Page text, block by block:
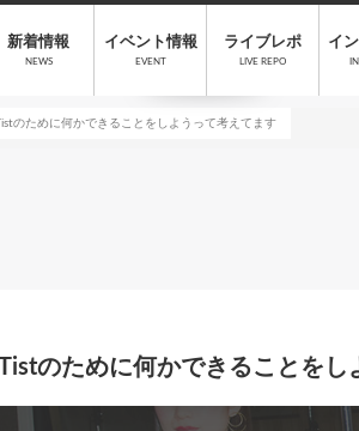
新着情報
NEWS
イベント情報
EVENT
ライブレポ
LIVE REPO
イ
のために何かできることをしようって考えてます
のために何かできることをし